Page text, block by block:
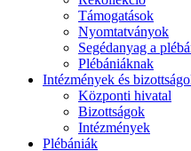
Támogatások
Nyomtatványok
Segédanyag a
Plébániáknak
Intézmények és
Központi hivatal
Bizottságok
Intézmények
Plébániák